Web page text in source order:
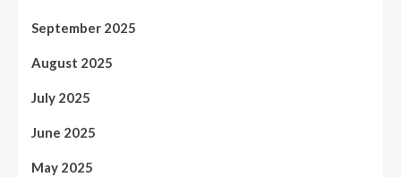
September 2025
August 2025
July 2025
June 2025
May 2025